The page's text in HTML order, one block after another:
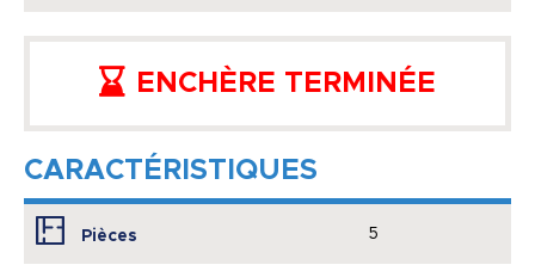
ENCHÈRE TERMINÉE
CARACTÉRISTIQUES
Pièces 5